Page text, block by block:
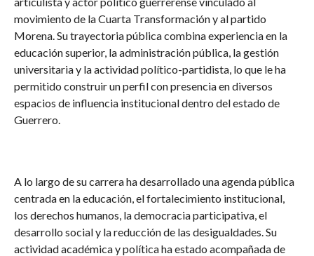
movimiento de la Cuarta Transformación y al partido
Morena. Su trayectoria pública combina experiencia en la
educación superior, la administración pública, la gestión
universitaria y la actividad político-partidista, lo que le ha
permitido construir un perfil con presencia en diversos
espacios de influencia institucional dentro del estado de
Guerrero.
A lo largo de su carrera ha desarrollado una agenda pública
centrada en la educación, el fortalecimiento institucional,
los derechos humanos, la democracia participativa, el
desarrollo social y la reducción de las desigualdades. Su
actividad académica y política ha estado acompañada de